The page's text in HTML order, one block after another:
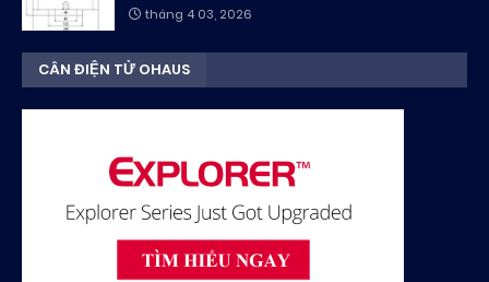
tháng 4 03, 2026
CÂN ĐIỆN TỬ OHAUS